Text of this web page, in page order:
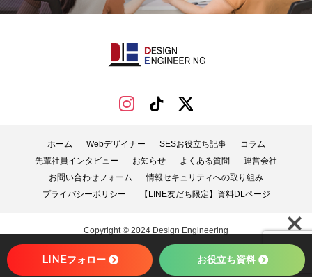
ホーム Webデザイナー SESお役立ち記事
コラム
先輩社員インタビュー
お知らせ よくある質問
運営会社
お問い合わせフォーム
情報セキュリティへの取り組み
プライバシーポリシー
【LINE友だち限定】資料DLページ
Copyright © 2024 Design Engineering
LINEフォロー お役立ち資料